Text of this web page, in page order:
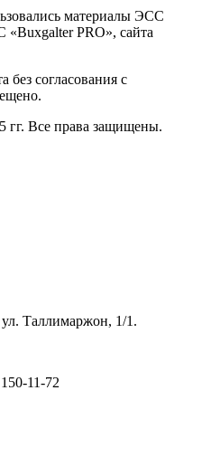
материалы ЭСС
PRO», сайта
без согласования с
Все права защищены.
Таллимаржон, 1/1.
11-72